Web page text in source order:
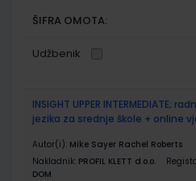
ŠIFRA OMOTA:
Udžbenik
INSIGHT UPPER INTERMEDIATE;
jezika za srednje škole + online
Autor(i): Mike Sayer Rachel Roberts
Nakladnik: PROFIL KLETT d.o.o.
DOM